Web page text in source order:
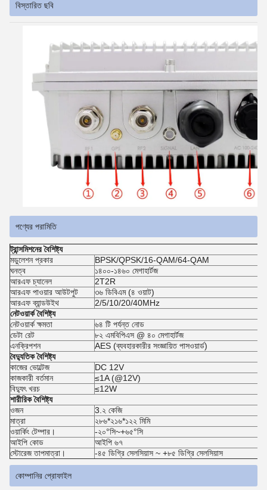
বিস্তারিত ছবি
পণ্যের পরামিতি
ট্রান্সমিশনের বৈশিষ্ট্য
মডুলেশন প্রকার
BPSK/QPSK/16-QAM/64-QAM
ঘনত্ব
১৪০০-১৪৬০ মেগাহার্টজ
আরএফ চ্যানেল
2T2R
আরএফ পাওয়ার আউটপুট
৩৬ ডিবিএম (৪ ওয়াট)
আরএফ ব্যান্ডউইথ
2/5/10/20/40MHz
নেটওয়ার্ক বৈশিষ্ট্য
নেটওয়ার্ক ক্ষমতা
৬৪ টি পর্যন্ত নোড
ডেটা রেট
৮২ এমবিপিএস @ ৪০ মেগাহার্টজ
এনক্রিপশন
AES (ব্যবহারকারীর সংজ্ঞায়িত পাসওয়ার্ড)
বৈদ্যুতিক বৈশিষ্ট্য
কাজের ভোল্টেজ
DC 12V
কাজকারী বর্তমান
≤1A (@12V)
বিদ্যুৎ খরচ
≤12W
শারীরিক বৈশিষ্ট্য
ওজন
3.২ কেজি
মাত্রা
২৮৬*২১৬*১২২ মিমি
ওয়ার্কিং টেম্পার।
-২০°সি~+৬৫°সি
আইপি কোড
আইপি ৬৭
স্টোরেজ তাপমাত্রা।
-৪৫ ডিগ্রি সেলসিয়াস ~ +৮৫ ডিগ্রি সেলসিয়াস
কোম্পানির প্রোফাইল